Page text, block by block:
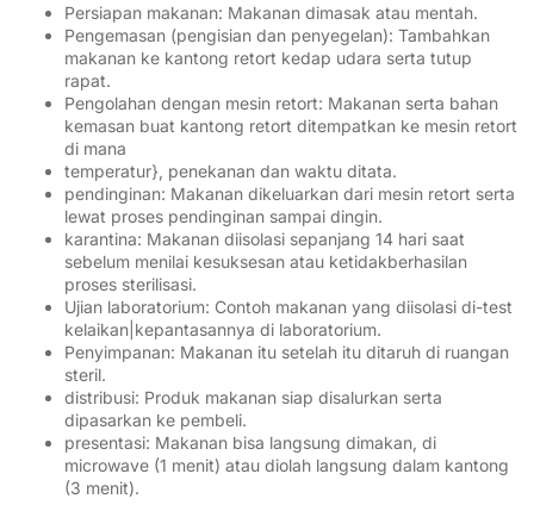
Persiapan makanan: Makanan dimasak atau mentah.
Pengemasan (pengisian dan penyegelan): Tambahkan
makanan ke kantong retort kedap udara serta tutup
rapat.
Pengolahan dengan mesin retort: Makanan serta bahan
kemasan buat kantong retort ditempatkan ke mesin retort
di mana
temperatur}, penekanan dan waktu ditata.
pendinginan: Makanan dikeluarkan dari mesin retort serta
lewat proses pendinginan sampai dingin.
karantina: Makanan diisolasi sepanjang 14 hari saat
sebelum menilai kesuksesan atau ketidakberhasilan
proses sterilisasi.
Ujian laboratorium: Contoh makanan yang diisolasi di-test
kelaikan|kepantasannya di laboratorium.
Penyimpanan: Makanan itu setelah itu ditaruh di ruangan
steril.
distribusi: Produk makanan siap disalurkan serta
dipasarkan ke pembeli.
presentasi: Makanan bisa langsung dimakan, di
microwave (1 menit) atau diolah langsung dalam kantong
(3 menit).